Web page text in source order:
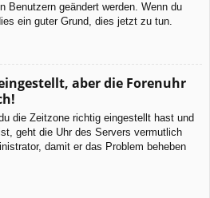
Benutzern geändert werden. Wenn du
ein guter Grund, dies jetzt zu tun.
aber die Forenuhr
die Zeitzone richtig eingestellt hast und
geht die Uhr des Servers vermutlich
damit er das Problem beheben